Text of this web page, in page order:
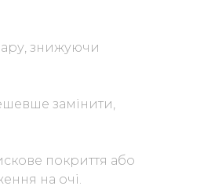
знижуючи
замінити,
покриття або
на очі.